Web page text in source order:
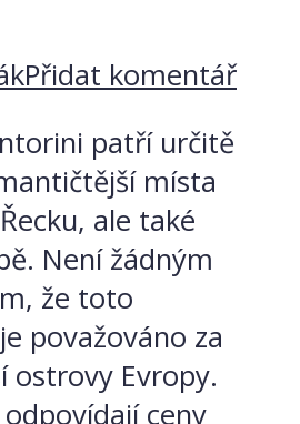
Přidat komentář
patří určitě
místa
ale také
Není žádným
že toto
považováno za
ostrovy Evropy.
ceny